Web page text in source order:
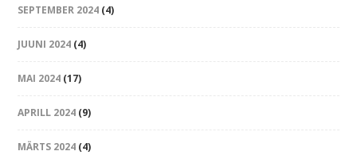
SEPTEMBER 2024 (4)
JUUNI 2024 (4)
MAI 2024 (17)
APRILL 2024 (9)
MÄRTS 2024 (4)